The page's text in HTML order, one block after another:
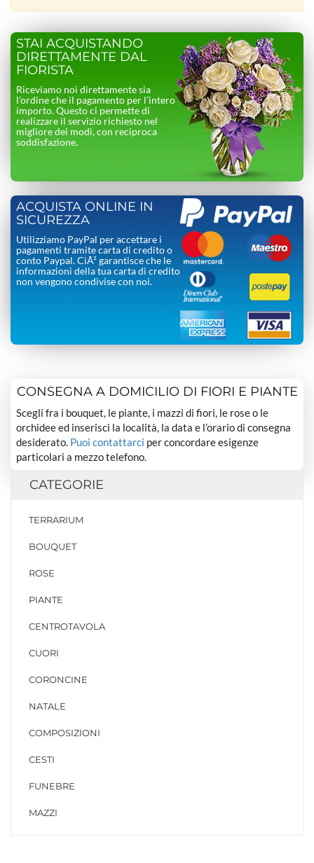
STAI ACQUISTANDO
DIRETTAMENTE DAL
FIORISTA
Riceviamo noi direttamente sia
l’ordine che il pagamento per l’intero
importo. Questo ci permette di
realizzare il servizio richiesto nel
migliore dei modi, con reciproca
soddisfazione.
ACQUISTA ONLINE IN
SICUREZZA
Utilizziamo PayPal per accettare i
pagamenti tramite carta di credito o
conto Paypal. CiÃ² garantisce che le
informazioni della tua carta di credito
non vengono condivise con noi.
CONSEGNA A DOMICILIO DI FIORI E PIANTE
Scegli fra i bouquet, le piante, i mazzi di fiori, le rose o le
orchidee ed inserisci la località, la data e l’orario di consegna
desiderato. Puoi contattarci per concordare esigenze
particolari a mezzo telefono.
CATEGORIE
TERRARIUM
BOUQUET
ROSE
PIANTE
CENTROTAVOLA
CUORI
CORONCINE
NATALE
COMPOSIZIONI
CESTI
FUNEBRE
MAZZI